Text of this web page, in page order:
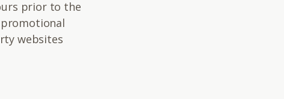
prior to the
websites